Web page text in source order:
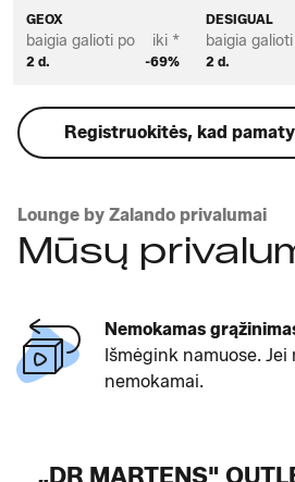
GEOX
baigia galioti po
2 d.
iki *
-69%
DESIGUAL
baigia
2 d.
Registruokitės, kad
Lounge by Zalando privalumai
Mūsų
Nemokamas
Išmėgink namuose.
nemokamai.
„DR MARTENS"